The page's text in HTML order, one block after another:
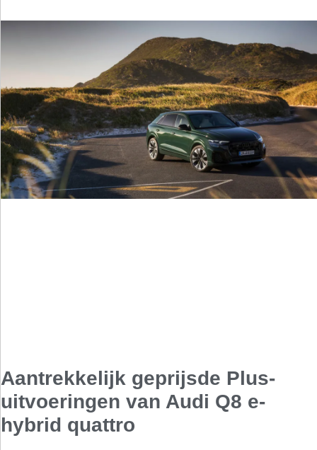
Aantrekkelijk geprijsde Plus-
uitvoeringen van Audi Q8 e-
hybrid quattro